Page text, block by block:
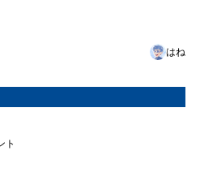
はね
ト